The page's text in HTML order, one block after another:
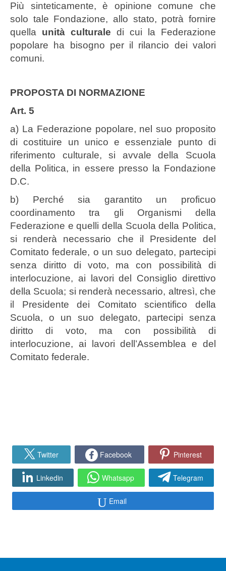
Più sinteticamente, è opinione comune che
solo tale Fondazione, allo stato, potrà fornire
quella unità culturale di cui la Federazione
popolare ha bisogno per il rilancio dei valori
comuni.
PROPOSTA DI NORMAZIONE
Art. 5
a) La Federazione popolare, nel suo proposito
di costituire un unico e essenziale punto di
riferimento culturale, si avvale della Scuola
della Politica, in essere presso la Fondazione
D.C.
b) Perché sia garantito un proficuo
coordinamento tra gli Organismi della
Federazione e quelli della Scuola della Politica,
si renderà necessario che il Presidente del
Comitato federale, o un suo delegato, partecipi
senza diritto di voto, ma con possibilità di
interlocuzione, ai lavori del Consiglio direttivo
della Scuola; si renderà necessario, altresì, che
il Presidente dei Comitato scientifico della
Scuola, o un suo delegato, partecipi senza
diritto di voto, ma con possibilità di
interlocuzione, ai lavori dell’Assemblea e del
Comitato federale.
Twitter Facebook Pinterest
Linkedin Whatsapp Telegram
Email